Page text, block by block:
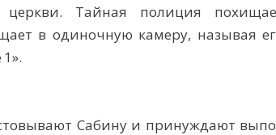
церкви. Тайная полиция
в одиночную камеру, называя
Сабину и принуждают